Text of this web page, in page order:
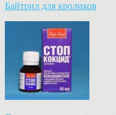
Байтрил для кроликов